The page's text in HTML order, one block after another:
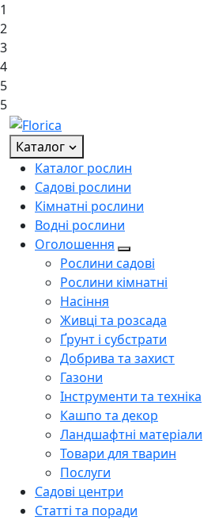
1
2
3
4
5
5
Каталог
Каталог рослин
Садові рослини
Кімнатні рослини
Водні рослини
Оголошення
Рослини садові
Рослини кімнатні
Насіння
Живці та розсада
Ґрунт і субстрати
Добрива та захист
Газони
Інструменти та техніка
Кашпо та декор
Ландшафтні матеріали
Товари для тварин
Послуги
Садові центри
Статті та поради